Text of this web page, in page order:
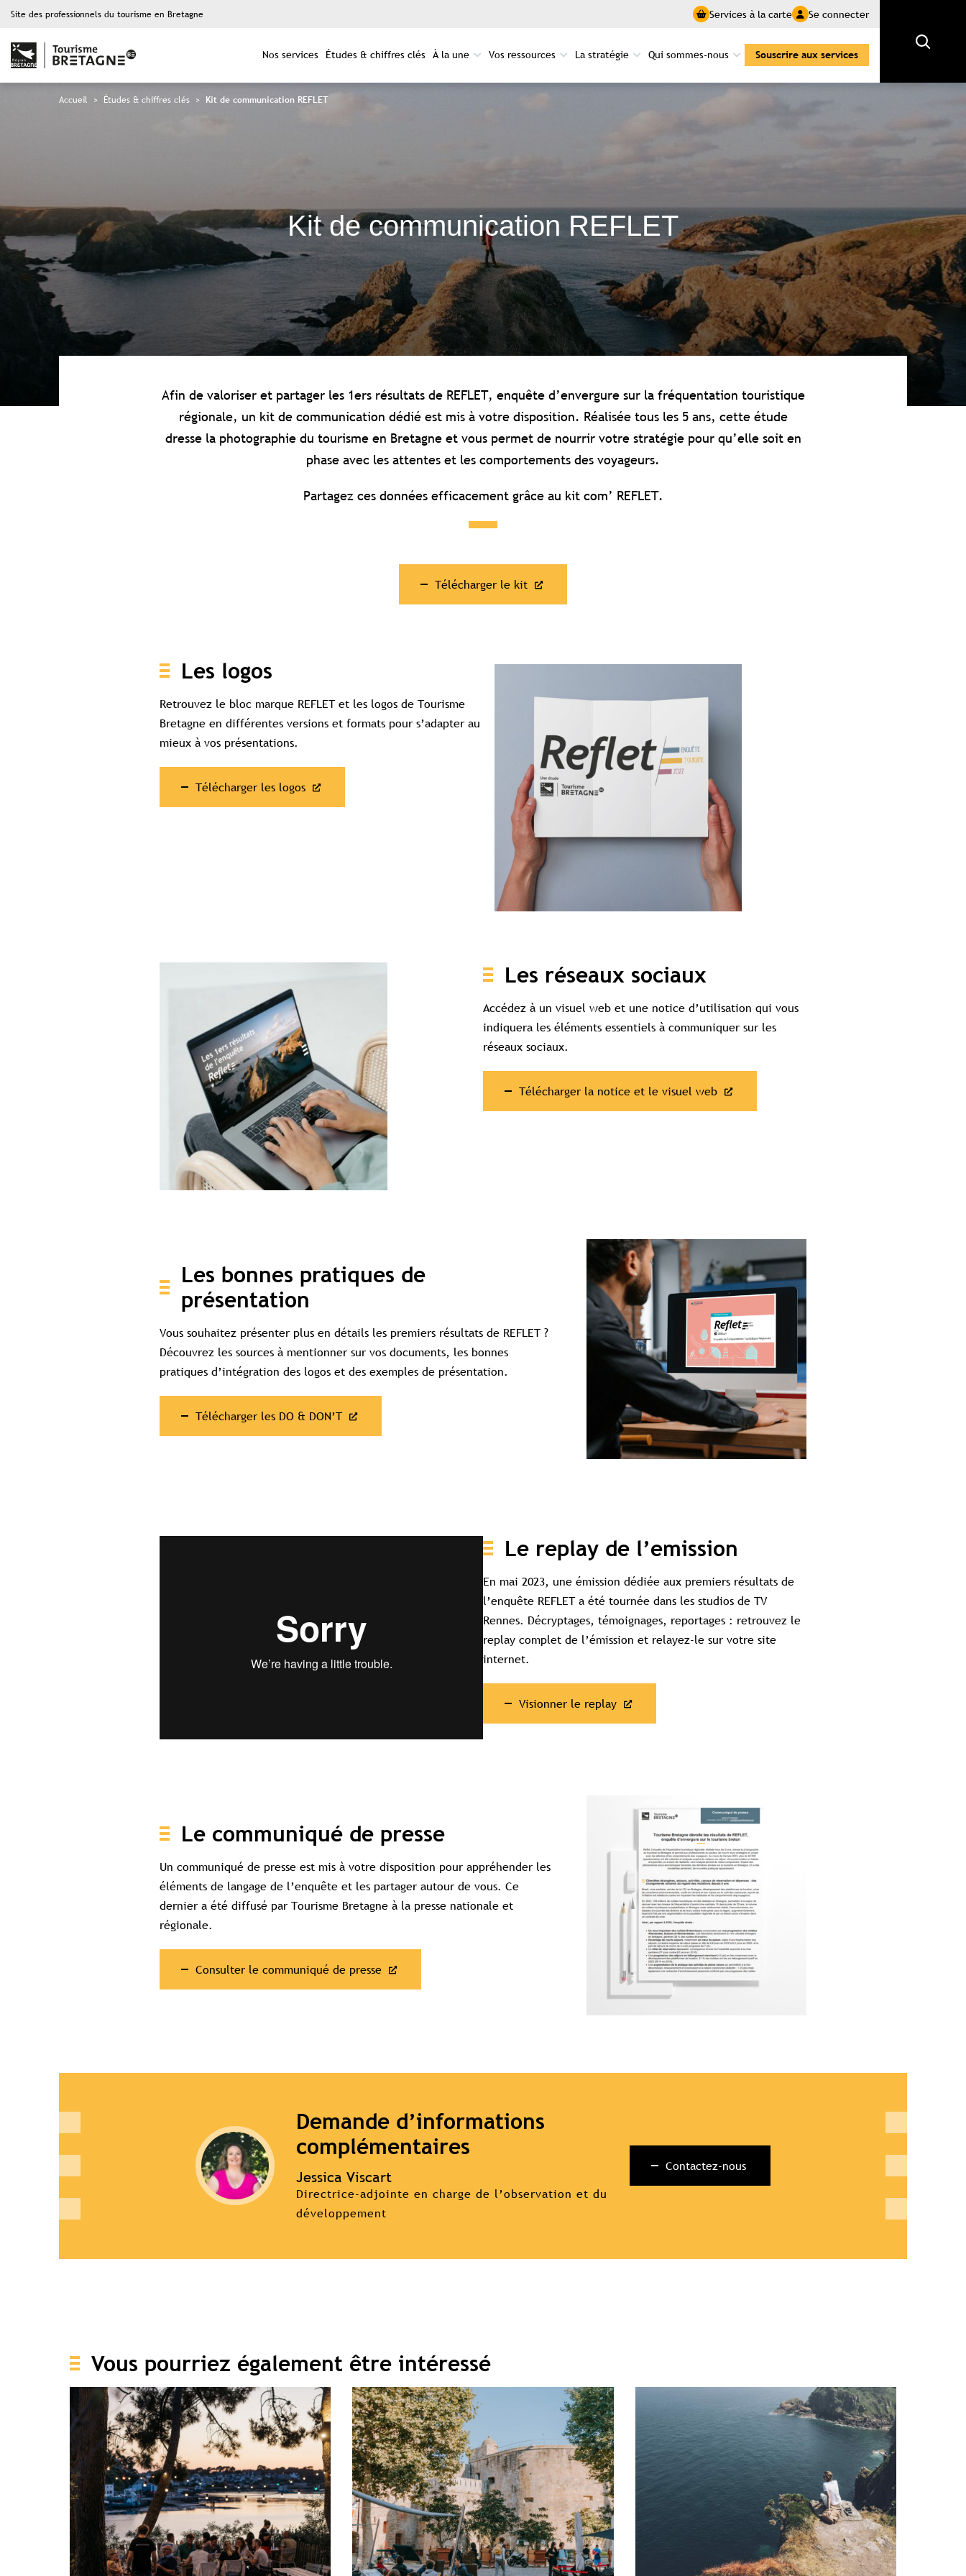
Site des professionnels du tourisme en Bretagne Services à la carte Se connecter
Nos services Études & chiffres clés À la une Vos ressources La stratégie Qui sommes-nous Souscrire aux services Rechercher
Accueil > Études & chiffres clés > Kit de communication REFLET
Kit de communication REFLET
Afin de valoriser et partager les 1ers résultats de REFLET, enquête d’envergure sur la fréquentation touristique
régionale, un kit de communication dédié est mis à votre disposition. Réalisée tous les 5 ans, cette étude
dresse la photographie du tourisme en Bretagne et vous permet de nourrir votre stratégie pour qu’elle soit en
phase avec les attentes et les comportements des voyageurs.
Partagez ces données efficacement grâce au kit com’ REFLET.
Télécharger le kit
Les logos
Retrouvez le bloc marque REFLET et les logos de Tourisme
Bretagne en différentes versions et formats pour s’adapter au
mieux à vos présentations.
Télécharger les logos
Les réseaux sociaux
Accédez à un visuel web et une notice d’utilisation qui vous
indiquera les éléments essentiels à communiquer sur les
réseaux sociaux.
Télécharger la notice et le visuel web
Les bonnes pratiques de
présentation
Vous souhaitez présenter plus en détails les premiers résultats de REFLET ?
Découvrez les sources à mentionner sur vos documents, les bonnes
pratiques d’intégration des logos et des exemples de présentation.
Télécharger les DO & DON’T
Le replay de l’emission
En mai 2023, une émission dédiée aux premiers résultats de
l’enquête REFLET a été tournée dans les studios de TV
Rennes. Décryptages, témoignages, reportages : retrouvez le
replay complet de l’émission et relayez-le sur votre site
internet.
Visionner le replay
Le communiqué de presse
Un communiqué de presse est mis à votre disposition pour appréhender les
éléments de langage de l’enquête et les partager autour de vous. Ce
dernier a été diffusé par Tourisme Bretagne à la presse nationale et
régionale.
Consulter le communiqué de presse
Demande d’informations
complémentaires
Jessica Viscart
Directrice-adjointe en charge de l’observation et du
développement
Contactez-nous
Vous pourriez également être intéressé
exclusifs
Souscrire à l'abonnement premium
Se connecter
Accès complet aux études Accès aux guides pratiques Visibilité sur tourismebretagne.com